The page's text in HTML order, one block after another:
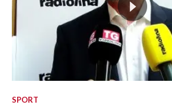
SPORT